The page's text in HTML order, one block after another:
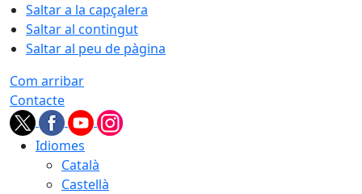
Saltar a la capçalera
Saltar al contingut
Saltar al peu de pàgina
Com arribar
Contacte
Idiomes
Català
Castellà